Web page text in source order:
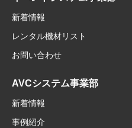
新着情報
レンタル機材リスト
お問い合わせ
AVCシステム事業部
新着情報
事例紹介